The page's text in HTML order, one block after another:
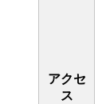
アクセ
ス